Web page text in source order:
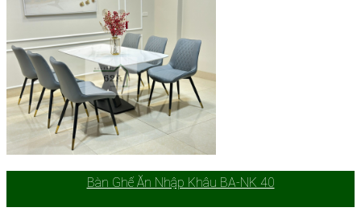
Bàn Ghế Ăn Nhập Khâu BA-NK 40